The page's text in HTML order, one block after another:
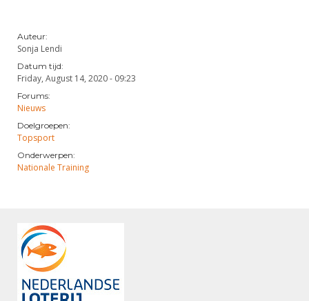
Auteur:
Sonja Lendi
Datum tijd:
Friday, August 14, 2020 - 09:23
Forums:
Nieuws
Doelgroepen:
Topsport
Onderwerpen:
Nationale Training